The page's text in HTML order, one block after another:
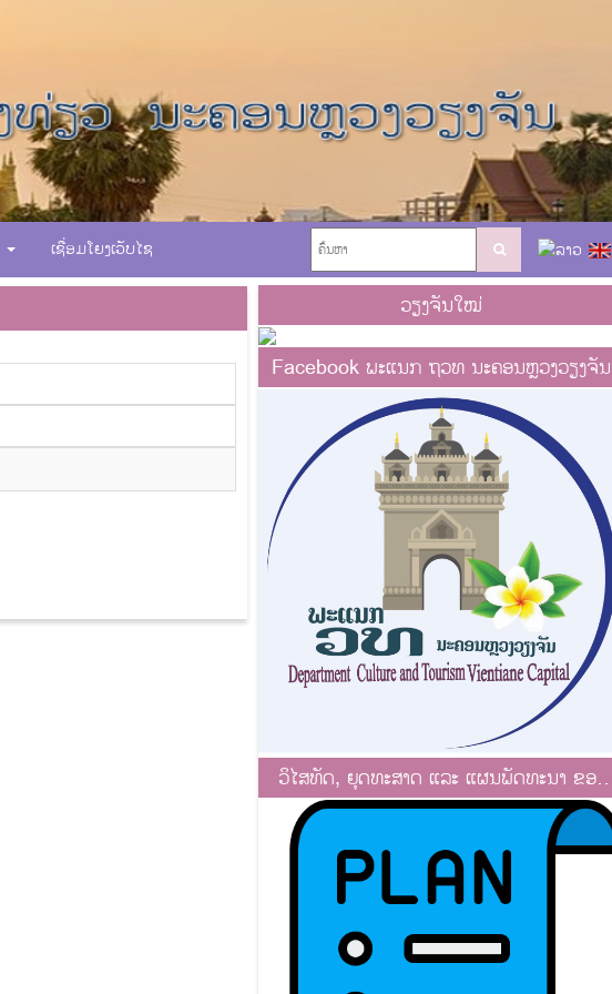
ເຊື່ອມໂຍງເວັບໄຊ
ວຽງຈັນໃໝ່
Facebook ພະແນກ ຖວທ ນະຄອນຫຼວງວຽງຈັນ
ວິໄສທັດ, ຍຸດທະສາດ ແລະ ແຜນພັດທະນາ ຂອງ
ພະແນກ ວທ